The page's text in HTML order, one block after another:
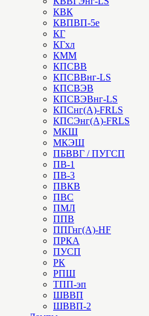
КВК
КВПВП-5е
КГ
КГхл
КММ
КПСВВ
КПСВВнг-LS
КПСВЭВ
КПСВЭВнг-LS
КПСнг(А)-FRLS
КПСЭнг(А)-FRLS
МКШ
МКЭШ
ПБВВГ / ПУГСП
ПВ-1
ПВ-3
ПВКВ
ПВС
ПМЛ
ППВ
ППГнг(А)-HF
ПРКА
ПУСП
РК
РПШ
ТПП-эп
ШВВП
ШВВП-2